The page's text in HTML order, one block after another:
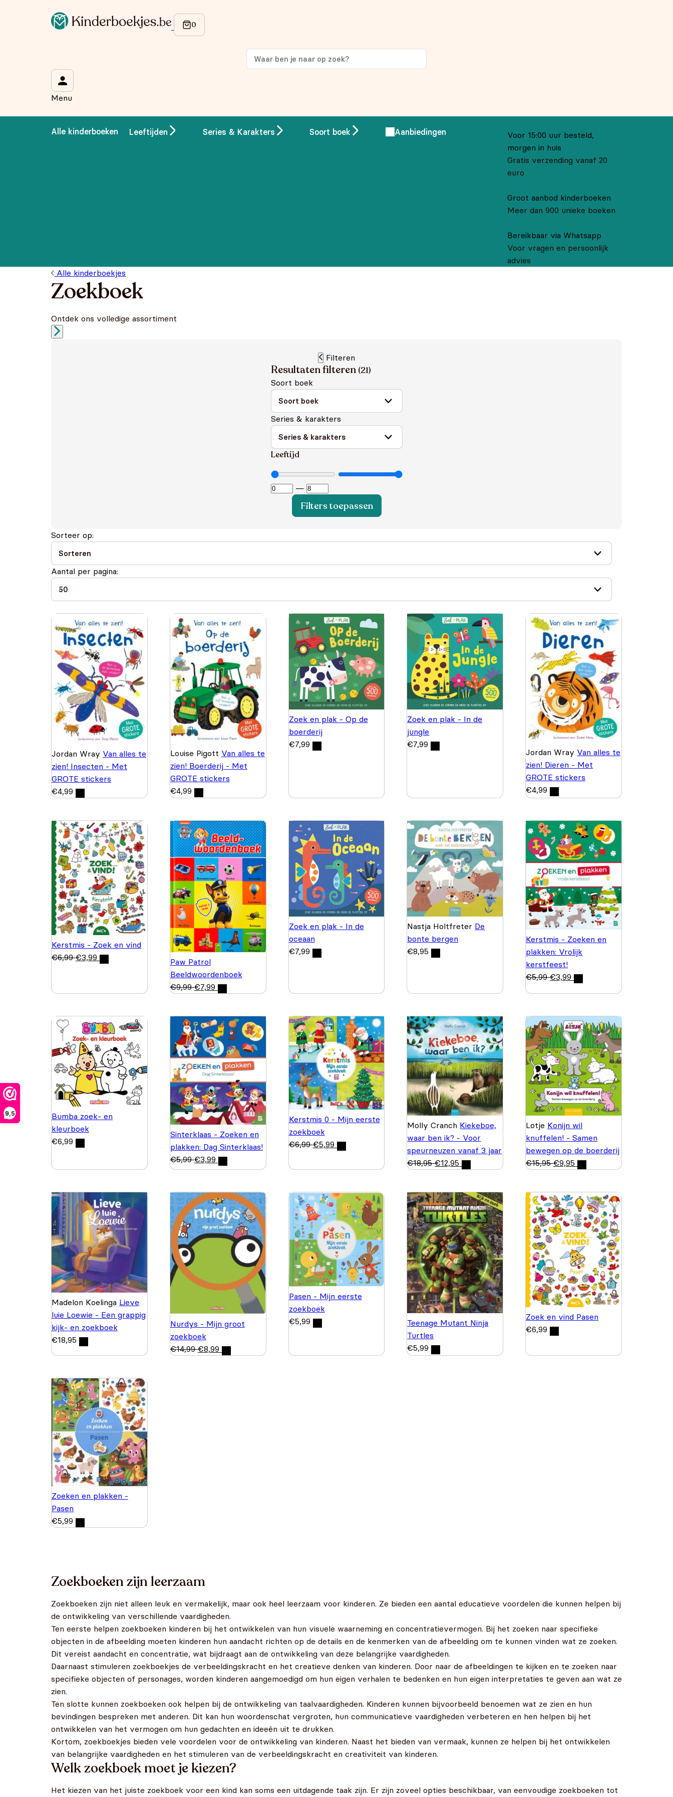
9,5
Menu
Alle kinderboeken Leeftijden Series & Karakters Soort boek Aanbiedingen
Voor 15:00 uur besteld,
morgen in huis
Gratis verzending vanaf 20
euro
Groot aanbod kinderboeken
Meer dan 900 unieke boeken
Bereikbaar via Whatsapp
Voor vragen en persoonlijk
advies
Alle kinderboekjes
Zoekboek
Ontdek ons volledige assortiment
Filteren
Resultaten filteren (21)
Soort boek
Series & karakters
Leeftijd
—
Filters toepassen
Sorteer op:
Aantal per pagina:
Jordan Wray Van alles te
zien! Insecten - Met
GROTE stickers
€4,99
Louise Pigott Van alles te
zien! Boerderij - Met
GROTE stickers
€4,99
Zoek en plak - Op de
boerderij
€7,99
Zoek en plak - In de
jungle
€7,99
Jordan Wray Van alles te
zien! Dieren - Met
GROTE stickers
€4,99
Kerstmis - Zoek en vind
€6,99 €3,99
Paw Patrol
Beeldwoordenboek
€9,99 €7,99
Zoek en plak - In de
oceaan
€7,99
Nastja Holtfreter De
bonte bergen
€8,95
Kerstmis - Zoeken en
plakken: Vrolijk
kerstfeest!
€5,99 €3,99
Bumba zoek- en
kleurboek
€6,99
Sinterklaas - Zoeken en
plakken: Dag Sinterklaas!
€5,99 €3,99
Kerstmis 0 - Mijn eerste
zoekboek
€6,99 €5,99
Molly Cranch Kiekeboe,
waar ben ik? - Voor
speurneuzen vanaf 3 jaar
€18,95 €12,95
Lotje Konijn wil
knuffelen! - Samen
bewegen op de boerderij
€15,95 €9,95
Madelon Koelinga Lieve
luie Loewie - Een grappig
kijk- en zoekboek
€18,95
Nurdys - Mijn groot
zoekboek
€14,99 €8,99
Pasen - Mijn eerste
zoekboek
€5,99
Teenage Mutant Ninja
Turtles
€5,99
Zoek en vind Pasen
€6,99
Zoeken en plakken -
Pasen
€5,99
Zoekboeken zijn leerzaam
Zoekboeken zijn niet alleen leuk en vermakelijk, maar ook heel leerzaam voor kinderen. Ze bieden een aantal educatieve voordelen die kunnen helpen bij
de ontwikkeling van verschillende vaardigheden.
Ten eerste helpen zoekboeken kinderen bij het ontwikkelen van hun visuele waarneming en concentratievermogen. Bij het zoeken naar specifieke
objecten in de afbeelding moeten kinderen hun aandacht richten op de details en de kenmerken van de afbeelding om te kunnen vinden wat ze zoeken.
Dit vereist aandacht en concentratie, wat bijdraagt aan de ontwikkeling van deze belangrijke vaardigheden.
Daarnaast stimuleren zoekboekjes de verbeeldingskracht en het creatieve denken van kinderen. Door naar de afbeeldingen te kijken en te zoeken naar
specifieke objecten of personages, worden kinderen aangemoedigd om hun eigen verhalen te bedenken en hun eigen interpretaties te geven aan wat ze
zien.
Ten slotte kunnen zoekboeken ook helpen bij de ontwikkeling van taalvaardigheden. Kinderen kunnen bijvoorbeeld benoemen wat ze zien en hun
bevindingen bespreken met anderen. Dit kan hun woordenschat vergroten, hun communicatieve vaardigheden verbeteren en hen helpen bij het
ontwikkelen van het vermogen om hun gedachten en ideeën uit te drukken.
Kortom, zoekboekjes bieden vele voordelen voor de ontwikkeling van kinderen. Naast het bieden van vermaak, kunnen ze helpen bij het ontwikkelen
van belangrijke vaardigheden en het stimuleren van de verbeeldingskracht en creativiteit van kinderen.
Welk zoekboek moet je kiezen?
Het kiezen van het juiste zoekboek voor een kind kan soms een uitdagende taak zijn. Er zijn zoveel opties beschikbaar, van eenvoudige zoekboeken tot